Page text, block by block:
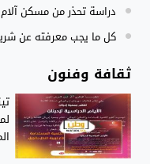
دراسة تحذر من مسكن
كل ما يجب معرفته عن
ثقافة وفنون